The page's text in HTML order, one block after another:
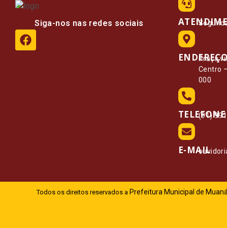
Siga-nos nas redes sociais
Praça
Centro
000
TELEFONE
(91)
E-MAIL
Todos os direitos reservados a Prefeitura Municipal de Muaná.